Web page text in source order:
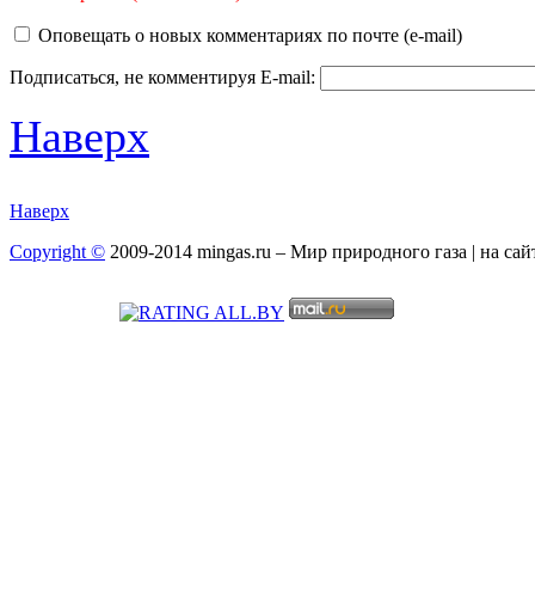
Оповещать о новых комментариях по почте (e-mail)
Подписаться, не комментируя E-mail:
Наверх
Наверх
Copyright © 2009-2014 mingas.ru – Мир природного газа | на